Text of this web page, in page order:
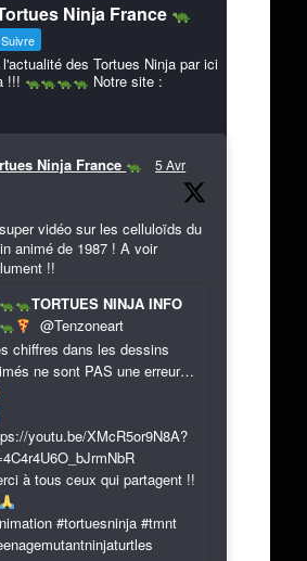
Ninja France
Suivre
des Tortues Ninja par ici
!!!
Notre site :
Ninja France 5 Avr
vidéo sur les celluloïds du
animé de 1987 ! A voir
!!
TORTUES NINJA INFO
@Tenzoneart
chiffres dans les dessins
ne sont PAS une erreur…
youtu.be/XMcR5or9N8A?
à tous ceux qui partagent !!
#tortuesninja #tmnt